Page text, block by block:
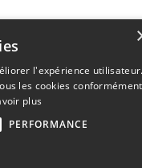
l'expérience
les cookies conformément
plus
PERFORMANCE